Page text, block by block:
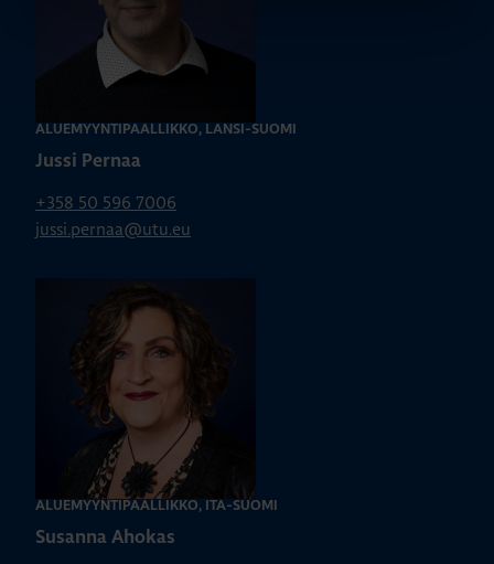
ALUEMYYNTIPÄÄLLIKKÖ, LÄNSI-SUOMI
Jussi Pernaa
+358 50 596 7006
jussi.pernaa@utu.eu
ALUEMYYNTIPÄÄLLIKKÖ, ITÄ-SUOMI
Susanna Ahokas